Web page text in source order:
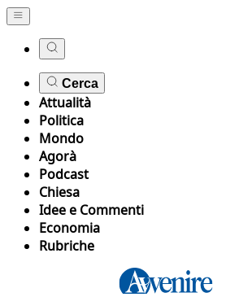
Cerca
Attualità
Politica
Mondo
Agorà
Podcast
Chiesa
Idee e Commenti
Economia
Rubriche